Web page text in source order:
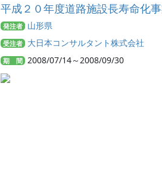
平成２０年度道路施設長寿命化
発注者 山形県
受注者 大日本コンサルタント株式会社
期 間 2008/07/14～2008/09/30